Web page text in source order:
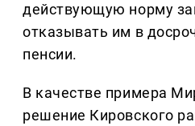
действующую норму
отказывать им в
пенсии.
В качестве примера
решение Кировского